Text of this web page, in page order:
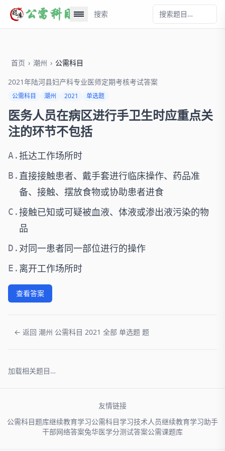
搜索
首页 › 潮州 › 公需科目
2021年陆河县妇产科专业医师定期考核考试答案
公需科目 潮州 2021 单选题
医务人员在病区进行手卫生时应重点关
注的环节不包括
A.抵达工作场所时
B. 直接接触患者、戴手套进行临床操作、药品准
备、接触、摆放食物或协助患者进食
C.接触已知或可疑被血液、体液或渗出液污染的物
品
D. 对同一患者同一部位进行的操作
E. 离开工作场所时
查看答案
← 返回 潮州 公需科目 2021 全部 单选题 题
加载相关题目…
友情链接
公需科目题库继续教育学习公需科目学习技术人员继续教育学习助手
干部网络答案兔华医学分测试答案公需课题库